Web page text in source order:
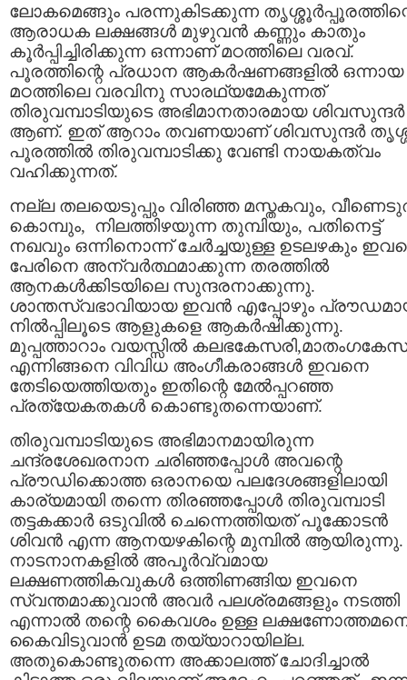
ലോകമെങ്ങും പരന്നുകിടക്കുന്ന
ആരാധക ലക്ഷങ്ങള്‍ മുഴുവന്‍ കണ്ണും കാതും
കൂര്‍പ്പിച്ചിരിക്കുന്ന ഒന്നാണ്‌ മഠത്തിലെ വരവ്‌.
പൂരത്തിന്റെ പ്രധാന ആകര്‍ഷണങ്ങളില്‍ ഒന്നായ
മഠത്തിലെ വരവിനു സാരഥ്യമേകുന്നത്‌
തിരുവമ്പാടിയുടെ അഭിമാനതാരമായ ശിവസുന്ദര്‍
ആണ്‌. ഇത്‌ ആറാം തവണയാണ്‌ ശിവസുന്ദര്‍
പൂരത്തില്‍ തിരുവമ്പാടിക്കു വേണ്ടി നായകത്വം
വഹിക്കുന്നത്‌.
നല്ല തലയെടുപ്പും വിരിഞ്ഞ മസ്തകവും,
കൊമ്പും, നിലത്തിഴയുന്ന തുമ്പിയും, പതിനെട്ട്‌
നഖവും ഒന്നിനൊന്ന് ചേര്‍ച്ചയുള്ള ഉടലഴകും
പേരിനെ അന്വര്‍ത്ഥമാക്കുന്ന തരത്തില്‍
ആനകള്‍ക്കിടയിലെ സുന്ദരനാക്കുന്നു.
ശാന്തസ്വഭാവിയായ ഇവന്‍ എപ്പോഴും
നില്‍പ്പിലൂടെ ആളുകളെ ആകര്‍ഷിക്കുന്നു.
മുപ്പത്താറാം വയസ്സില്‍
എന്നിങ്ങനെ വിവിധ അംഗീകരാങ്ങള്‍ ഇവനെ
തേടിയെത്തിയതും ഇതിന്റെ മേല്‍പ്പറഞ്ഞ
പ്രത്യേകതകള്‍ കൊണ്ടുതന്നെയാണ്‌.
തിരുവമ്പാടിയുടെ അഭിമാനമായിരുന്ന
ചന്ദ്രശേഖരനാന ചരിഞ്ഞപ്പോള്‍ അവന്റെ
പ്രൗഡിക്കൊത്ത ഒരാനയെ പലദേശങ്ങളിലായി
കാര്യമായി തന്നെ തിരഞ്ഞപ്പോള്‍ തിരുവമ്പാടി
തട്ടകക്കാര്‍ ഒടുവില്‍ ചെന്നെത്തിയത്‌ പൂക്കോടന്‍
ശിവന്‍ എന്ന ആനയഴകിന്റെ മുമ്പില്‍ ആയിരുന്നു.
നാടനാനകളില്‍ അപൂര്‍വ്വമായ
ലക്ഷണത്തികവുകള്‍ ഒത്തിണങ്ങിയ ഇവനെ
സ്വന്തമാക്കുവാന്‍ അവര്‍ പലശ്രമങ്ങളും നടത്തി
എന്നാല്‍ തന്റെ കൈവശം ഉള്ള
കൈവിടുവാന്‍ ഉടമ തയ്യാറായില്ല.
അതുകൊണ്ടുതന്നെ അക്കാലത്ത്‌ ചോദിച്ചാല്‍